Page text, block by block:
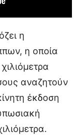
η
η οποία
αναζητούν
έκδοση